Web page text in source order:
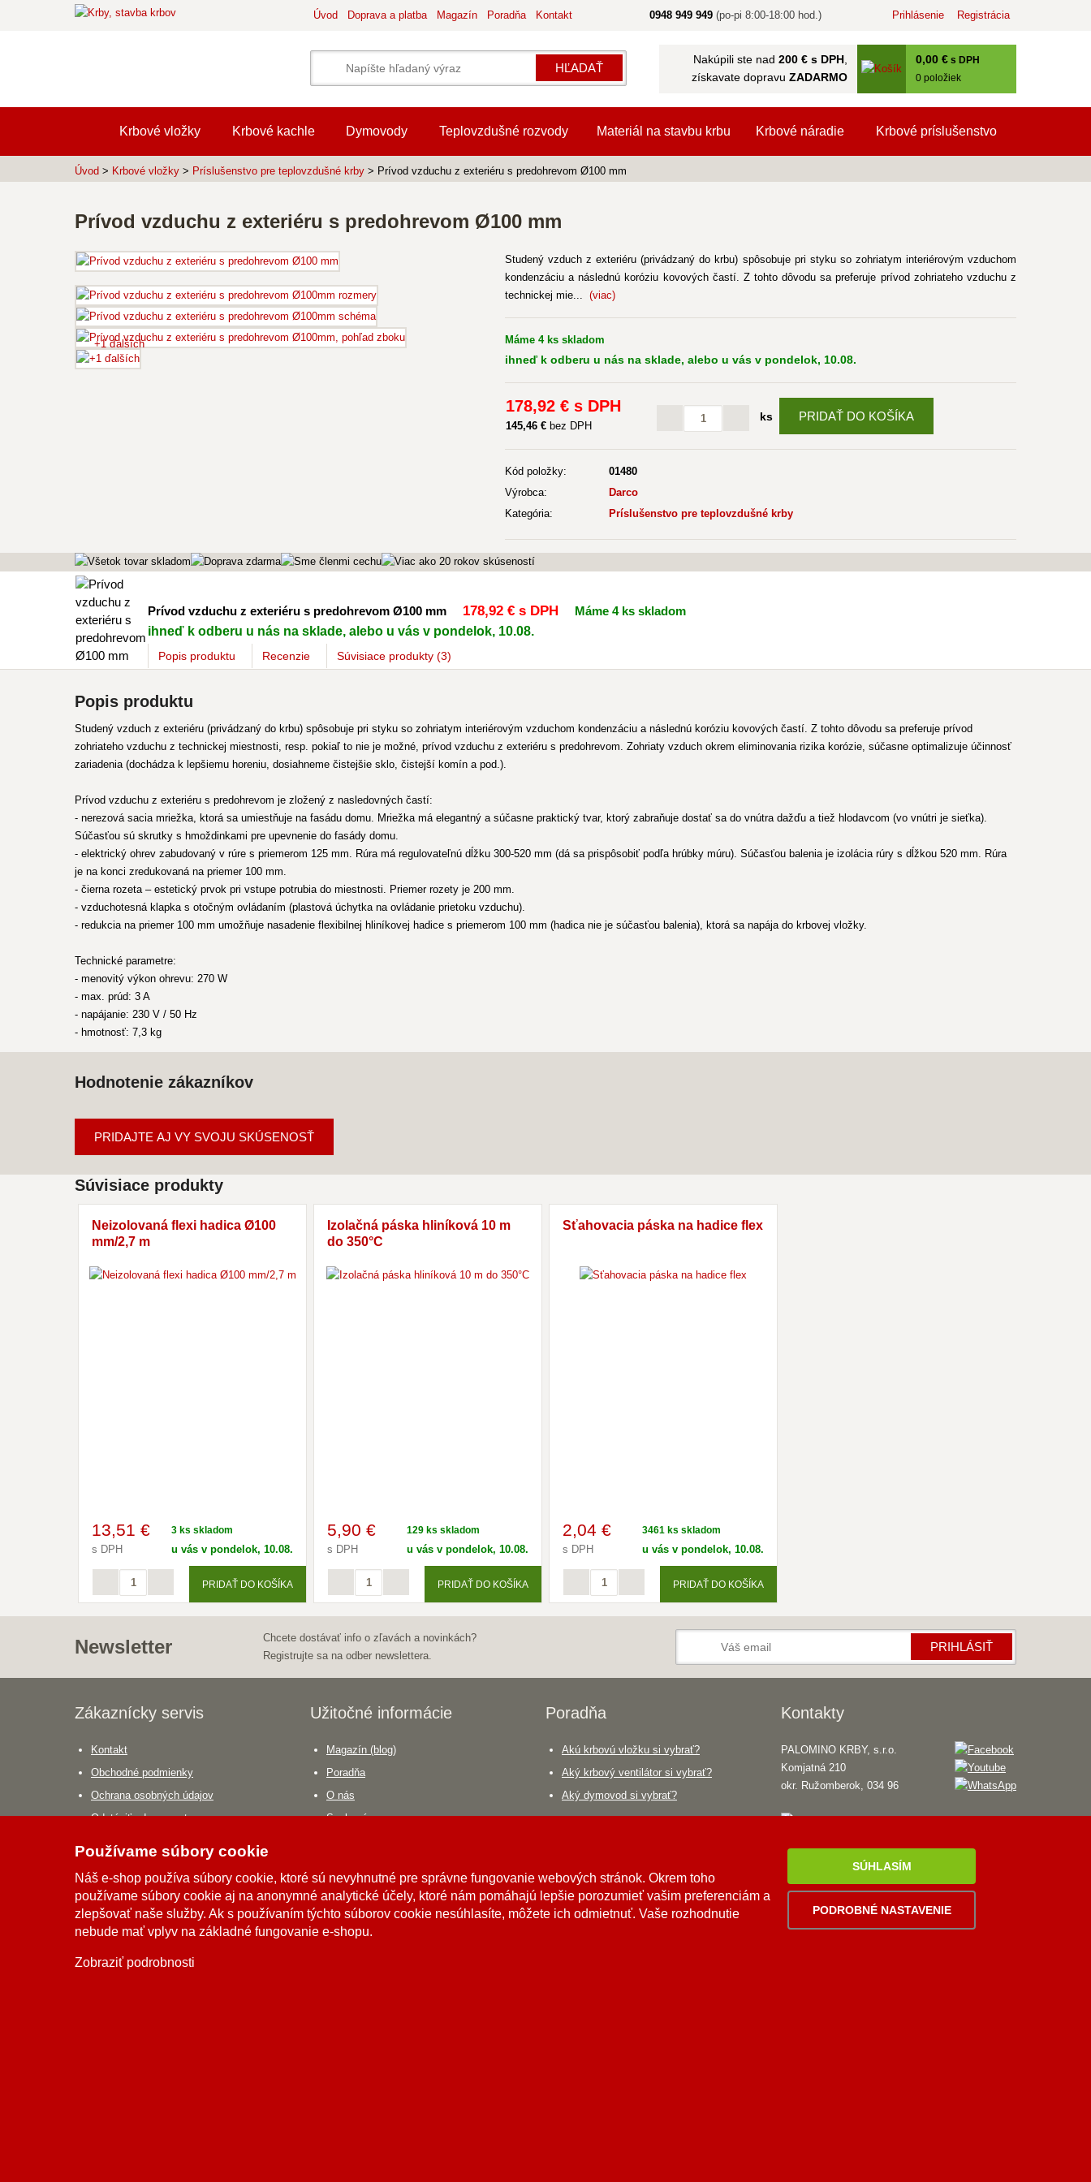
HĽADAŤ
Nakúpili ste nad 200 € s DPH ,
získavate dopravu ZADARMO
0,00 € s DPH
0 položiek
Prihlásenie Registrácia
0948 949 949 (po-pi 8:00-18:00 hod.)
Úvod Doprava a platba Magazín Poradňa Kontakt
Krbové vložky Krbové kachle Dymovody Teplovzdušné rozvody Materiál na stavbu krbu Krbové náradie Krbové príslušenstvo
Úvod > Krbové vložky > Príslušenstvo pre teplovzdušné krby > Prívod vzduchu z exteriéru s predohrevom Ø100 mm
Prívod vzduchu z exteriéru s predohrevom Ø100 mm
+1 ďalších
Studený vzduch z exteriéru (privádzaný do krbu) spôsobuje pri styku so zohriatym interiérovým vzduchom
kondenzáciu a následnú koróziu kovových častí. Z tohto dôvodu sa preferuje prívod zohriateho vzduchu z
technickej mie... (viac)
Máme 4 ks skladom
ihneď k odberu u nás na sklade, alebo u vás v pondelok, 10.08.
178,92 € s DPH
145,46 € bez DPH
ks PRIDAŤ DO KOŠÍKA
Kód položky:
01480
Výrobca:
Darco
Kategória:
Príslušenstvo pre teplovzdušné krby
Prívod vzduchu z exteriéru s predohrevom Ø100 mm 178,92 € s DPH Máme 4 ks skladom
ihneď k odberu u nás na sklade, alebo u vás v pondelok, 10.08.
Popis produktu Recenzie Súvisiace produkty (3)
Popis produktu
Studený vzduch z exteriéru (privádzaný do krbu) spôsobuje pri styku so zohriatym interiérovým vzduchom kondenzáciu a následnú koróziu kovových častí. Z tohto dôvodu sa preferuje prívod
zohriateho vzduchu z technickej miestnosti, resp. pokiaľ to nie je možné, prívod vzduchu z exteriéru s predohrevom. Zohriaty vzduch okrem eliminovania rizika korózie, súčasne optimalizuje účinnosť
zariadenia (dochádza k lepšiemu horeniu, dosiahneme čistejšie sklo, čistejší komín a pod.).
Prívod vzduchu z exteriéru s predohrevom je zložený z nasledovných častí:
- nerezová sacia mriežka, ktorá sa umiestňuje na fasádu domu. Mriežka má elegantný a súčasne praktický tvar, ktorý zabraňuje dostať sa do vnútra dažďu a tiež hlodavcom (vo vnútri je sieťka).
Súčasťou sú skrutky s hmoždinkami pre upevnenie do fasády domu.
- elektrický ohrev zabudovaný v rúre s priemerom 125 mm. Rúra má regulovateľnú dĺžku 300-520 mm (dá sa prispôsobiť podľa hrúbky múru). Súčasťou balenia je izolácia rúry s dĺžkou 520 mm. Rúra
je na konci zredukovaná na priemer 100 mm.
- čierna rozeta – estetický prvok pri vstupe potrubia do miestnosti. Priemer rozety je 200 mm.
- vzduchotesná klapka s otočným ovládaním (plastová úchytka na ovládanie prietoku vzduchu).
- redukcia na priemer 100 mm umožňuje nasadenie flexibilnej hliníkovej hadice s priemerom 100 mm (hadica nie je súčasťou balenia), ktorá sa napája do krbovej vložky.
Technické parametre:
- menovitý výkon ohrevu: 270 W
- max. prúd: 3 A
- napájanie: 230 V / 50 Hz
- hmotnosť: 7,3 kg
Hodnotenie zákazníkov
PRIDAJTE AJ VY SVOJU SKÚSENOSŤ
Súvisiace produkty
Neizolovaná flexi hadica Ø100
mm/2,7 m
13,51 €
s DPH
3 ks skladom
u vás v pondelok, 10.08.
PRIDAŤ DO KOŠÍKA
Izolačná páska hliníková 10 m
do 350°C
5,90 €
s DPH
129 ks skladom
u vás v pondelok, 10.08.
PRIDAŤ DO KOŠÍKA
Sťahovacia páska na hadice flex
2,04 €
s DPH
3461 ks skladom
u vás v pondelok, 10.08.
PRIDAŤ DO KOŠÍKA
Newsletter
Chcete dostávať info o zľavách a novinkách?
Registrujte sa na odber newslettera.
PRIHLÁSIŤ
Zákaznícky servis
Kontakt
Obchodné podmienky
Ochrana osobných údajov
Odstúpiť od zmuvy tu
Užitočné informácie
Magazín (blog)
Poradňa
O nás
Spolupráca
Poradňa
Akú krbovú vložku si vybrať?
Aký krbový ventilátor si vybrať?
Aký dymovod si vybrať?
Kontakty
PALOMINO KRBY, s.r.o.
Komjatná 210
okr. Ružomberok, 034 96
Možnosti dopravy
Používame súbory cookie
Náš e-shop používa súbory cookie, ktoré sú nevyhnutné pre správne fungovanie webových stránok. Okrem toho
používame súbory cookie aj na anonymné analytické účely, ktoré nám pomáhajú lepšie porozumieť vašim preferenciám a
zlepšovať naše služby. Ak s používaním týchto súborov cookie nesúhlasíte, môžete ich odmietnuť. Vaše rozhodnutie
nebude mať vplyv na základné fungovanie e-shopu.
Zobraziť podrobnosti
SÚHLASÍM
PODROBNÉ NASTAVENIE
Inteligentný krbový asistent